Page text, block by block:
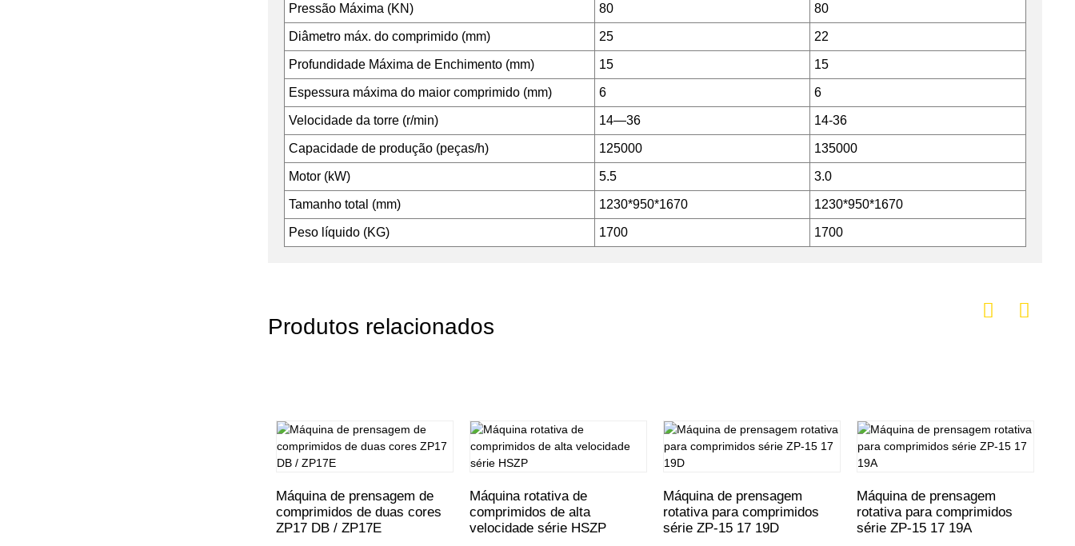
Pressão Máxima (KN) 80 80
Diâmetro máx. do comprimido (mm) 25 22
Profundidade Máxima de Enchimento (mm) 15 15
Espessura máxima do maior comprimido (mm) 6 6
Velocidade da torre (r/min) 14—36 14-36
Capacidade de produção (peças/h) 125000 135000
Motor (kW) 5.5 3.0
Tamanho total (mm) 1230*950*1670 1230*950*1670
Peso líquido (KG) 1700 1700
Produtos relacionados
Máquina de prensagem de
comprimidos de duas cores
ZP17 DB / ZP17E
Máquina rotativa de
comprimidos de alta
velocidade série HSZP
Máquina de prensagem
rotativa para comprimidos
série ZP-15 17 19D
Máquina de prensagem
rotativa para comprimidos
série ZP-15 17 19A